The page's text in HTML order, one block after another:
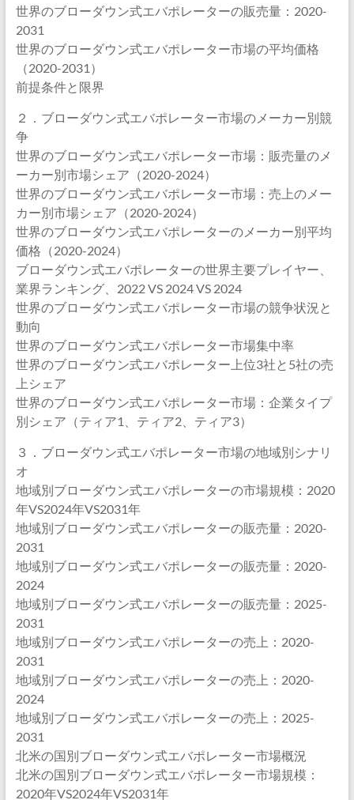
世界のブローダウン式エバポレーターの販売量：2020-
2031
世界のブローダウン式エバポレーター市場の平均価格
（2020-2031）
前提条件と限界
２．ブローダウン式エバポレーター市場のメーカー別競
争
世界のブローダウン式エバポレーター市場：販売量のメ
ーカー別市場シェア（2020-2024）
世界のブローダウン式エバポレーター市場：売上のメー
カー別市場シェア（2020-2024）
世界のブローダウン式エバポレーターのメーカー別平均
価格（2020-2024）
ブローダウン式エバポレーターの世界主要プレイヤー、
業界ランキング、2022 VS 2024 VS 2024
世界のブローダウン式エバポレーター市場の競争状況と
動向
世界のブローダウン式エバポレーター市場集中率
世界のブローダウン式エバポレーター上位3社と5社の売
上シェア
世界のブローダウン式エバポレーター市場：企業タイプ
別シェア（ティア1、ティア2、ティア3）
３．ブローダウン式エバポレーター市場の地域別シナリ
オ
地域別ブローダウン式エバポレーターの市場規模：2020
年VS2024年VS2031年
地域別ブローダウン式エバポレーターの販売量：2020-
2031
地域別ブローダウン式エバポレーターの販売量：2020-
2024
地域別ブローダウン式エバポレーターの販売量：2025-
2031
地域別ブローダウン式エバポレーターの売上：2020-
2031
地域別ブローダウン式エバポレーターの売上：2020-
2024
地域別ブローダウン式エバポレーターの売上：2025-
2031
北米の国別ブローダウン式エバポレーター市場概況
北米の国別ブローダウン式エバポレーター市場規模：
2020年VS2024年VS2031年